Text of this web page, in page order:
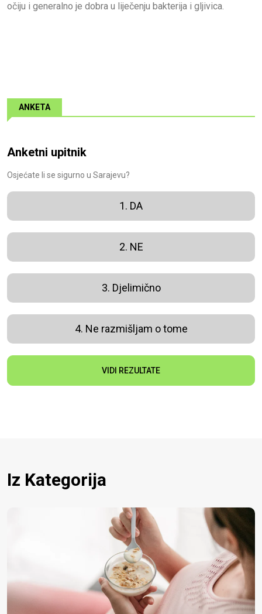
očiju i generalno je dobra u liječenju bakterija i gljivica.
ANKETA
Anketni upitnik
Osjećate li se sigurno u Sarajevu?
1. DA
2. NE
3. Djelimično
4. Ne razmišljam o tome
VIDI REZULTATE
Iz Kategorija